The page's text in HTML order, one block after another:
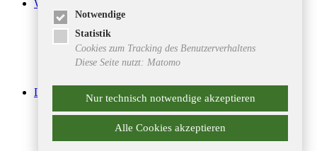
Wirtschaft & Bauen
Baugebiete
Gewerbegebiete
Bauleitplanung
Ex-Post-Transparenz
Gewerbeverzeichnis
Die Samtgemeinde
Mitgliedsgemeinden
Aktuelles
Termine & Veranstaltungen
Feuerwehren
Notwendige
Statistik
Cookies zum Tracking des Benutzerverhaltens
Diese Seite nutzt: Matomo
Nur technisch notwendige akzeptieren
Alle Cookies akzeptieren